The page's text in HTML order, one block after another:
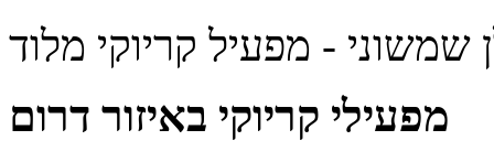
שמשוני - מפעיל קריוקי מלוד
מפעילי קריוקי באיזור דרום